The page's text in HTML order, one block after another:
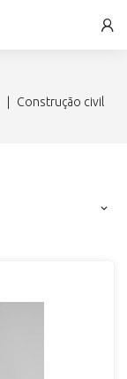
construção civil